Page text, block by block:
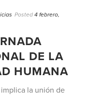
Posted 4 febrero,
DE LA
HUMANA
la unión de